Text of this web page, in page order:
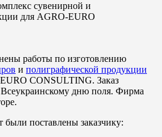
сувенирной и
для AGRO-EURO
работы по изготовлению
и полиграфической продукции
CONSULTING. Заказ
дню поля. Фирма
поставлены заказчику: